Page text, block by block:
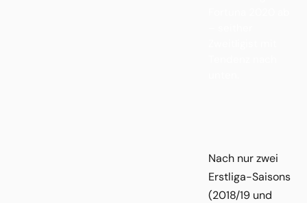
Nach nur zwei
Erstliga-Saisons
(2018/19 und